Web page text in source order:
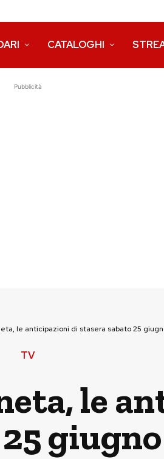
CATALOGHI
Pubblicità
le anticipazioni di stasera sabato 25
TV
le